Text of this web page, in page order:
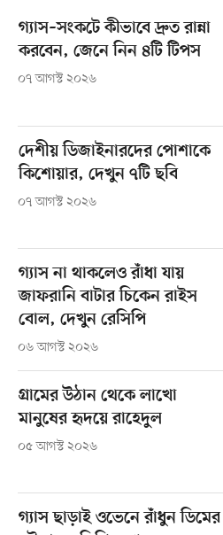
গ্যাস–সংকটে কীভাবে দ্রুত রান্না
করবেন, জেনে নিন ৪টি টিপস
০৭ আগস্ট ২০২৬
দেশীয় ডিজাইনারদের পোশাকে
কিশোয়ার, দেখুন ৭টি ছবি
০৭ আগস্ট ২০২৬
গ্যাস না থাকলেও রাঁধা যায়
জাফরানি বাটার চিকেন রাইস
বোল, দেখুন রেসিপি
০৬ আগস্ট ২০২৬
গ্রামের উঠান থেকে লাখো
মানুষের হৃদয়ে রাহেদুল
০৫ আগস্ট ২০২৬
গ্যাস ছাড়াই ওভেনে রাঁধুন ডিমের